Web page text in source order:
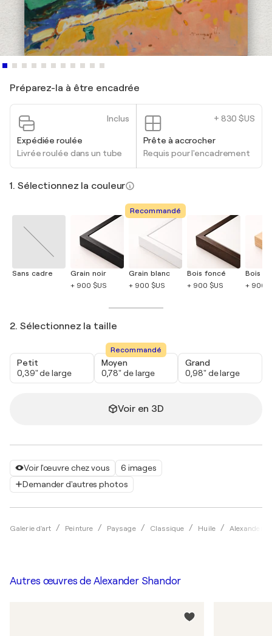
Voir l'œuvre chez vous
6 images
Demander d'autres photos
Galerie d'art Peinture Paysage Classique Huile Alexander
Préparez-la à être encadrée
Inclus
Expédiée roulée
Livrée roulée dans un tube
+ 830 $US
Prête à accrocher
Requis pour l'encadrement
1. Sélectionnez la couleur
Sans cadre
Grain noir
+ 900 $US
Recommandé
Grain blanc
+ 900 $US
Bois foncé
+ 900 $US
Bois
+ 900
2. Sélectionnez la taille
Petit
0,39" de large
Recommandé
Moyen
0,78" de large
Grand
0,98" de large
Voir en 3D
Autres œuvres de Alexander Shandor